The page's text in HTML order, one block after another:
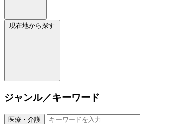
現在地から探す
ジャンル／キーワード
医療・介護